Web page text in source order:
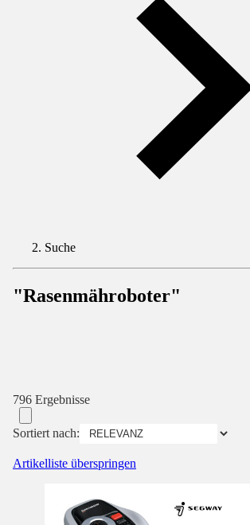
Suche
"Rasenmähroboter"
796 Ergebnisse
Sortiert nach:
Artikelliste überspringen